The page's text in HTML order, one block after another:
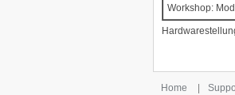
Workshop:
Home